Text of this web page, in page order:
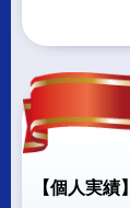
【個人実績】